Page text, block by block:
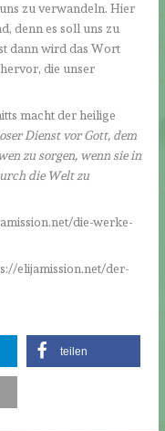
zu verwandeln. Hier
denn es soll uns zu
dann wird das Wort
die unser
macht der heilige
Dienst vor Gott, dem
zu sorgen, wenn sie in
die Welt zu
die-werke-
elijamission.net/der-
teilen